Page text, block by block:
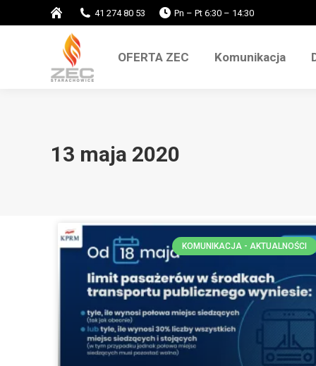
41 274 80 53 Pn – Pt 6:30 – 14:30
OFERTA ZEC Komunikacja
13 maja 2020
KOMUNIKACJA - AKTUALNOŚCI